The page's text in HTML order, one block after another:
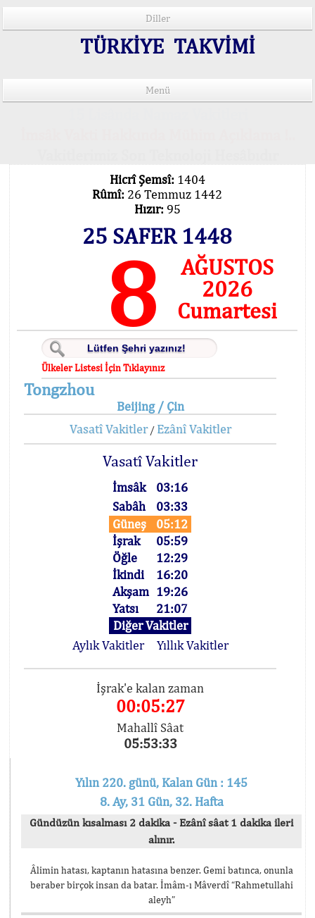
Diller
TÜRKİYE TAKVİMİ
Menü
Hicrî Şemsî: 1404
Rûmî: 26 Temmuz 1442
Hızır: 95
25 SAFER 1448
8
AĞUSTOS
2026
Cumartesi
Ülkeler Listesi İçin Tıklayınız
Tongzhou
Beijing / Çin
Vasatî Vakitler/ Ezânî Vakitler
Vasatî Vakitler
İmsâk
03:16
Sabâh
03:33
Güneş
05:12
İşrak
05:59
Öğle
12:29
İkindi
16:20
Akşam 19:26
Yatsı
21:07
Diğer Vakitler
Aylık Vakitler
Yıllık Vakitler
İşrak'e kalan zaman
00:05:27
Mahallî Sâat
05:53:33
Yılın 220. günü, Kalan Gün : 145
8. Ay, 31 Gün, 32. Hafta
Gündüzün kısalması 2 dakika - Ezânî sâat 1 dakika ileri
alınır.
Âlimin hatası, kaptanın hatasına benzer. Gemi batınca, onunla
beraber birçok insan da batar. İmâm-ı Mâverdî “Rahmetullahi
aleyh”